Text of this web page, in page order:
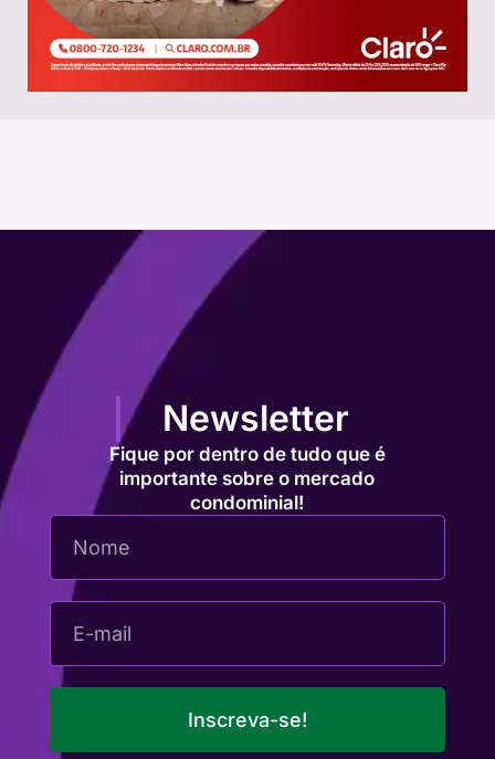
Newsletter
Fique por dentro de tudo que é
importante sobre o mercado
condominial!
Inscreva-se!